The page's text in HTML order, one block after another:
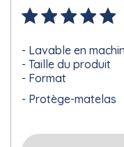
Lavable en
Taille du produit
Format
Protège-matelas